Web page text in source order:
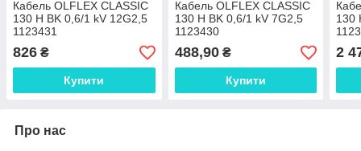
Кабель OLFLEX CLASSIC
130 H BK 0,6/1 kV 12G2,5
1123431
826 ₴
Купити
Кабель OLFLEX CLASSIC
130 H BK 0,6/1 kV 7G2,5
1123430
488,90₴
Купити
130
2
Про нас